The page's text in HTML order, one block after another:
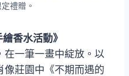
禮贈。
香水活動》
在一筆一畫中綻放。以
像莊園中《不期而遇的